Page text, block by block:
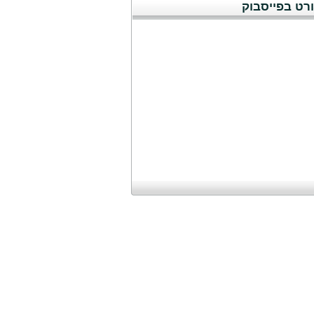
בפייסבוק